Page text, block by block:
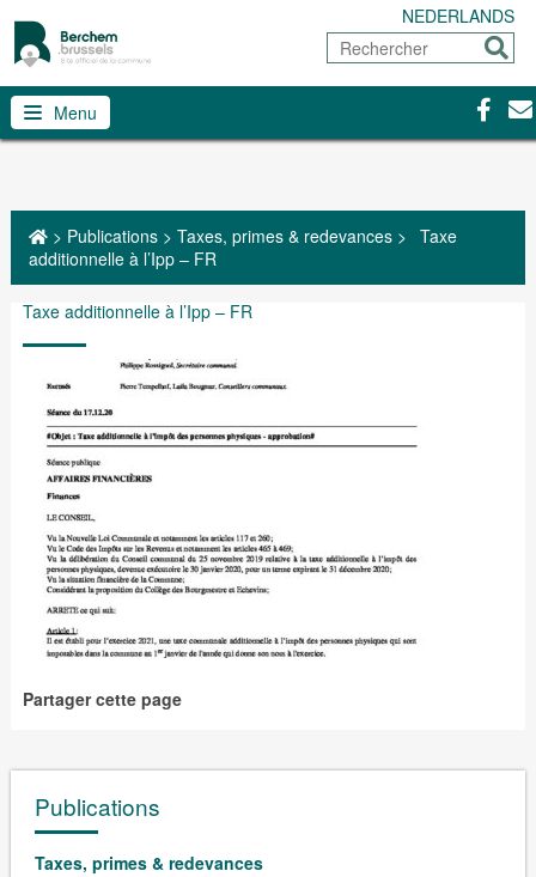
NEDERLANDS
Rechercher
Menu
> Publications> Taxes, primes & redevances> Taxe
additionnelle à l’Ipp – FR
Taxe additionnelle à l’Ipp – FR
Partager cette page
Publications
Taxes, primes & redevances